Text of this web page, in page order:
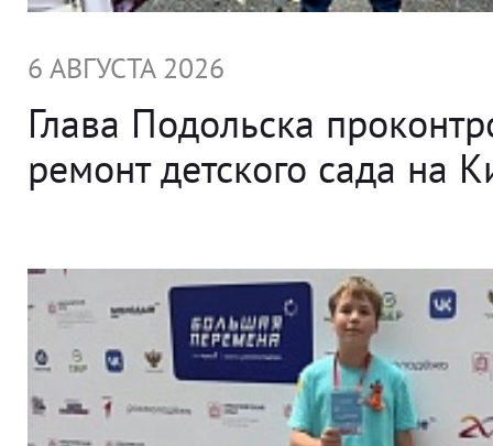
6 АВГУСТА 2026
Глава Подольска
ремонт детского сада на